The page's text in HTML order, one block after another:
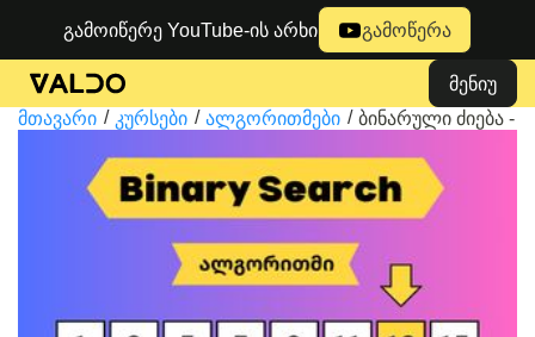
გამოიწერე YouTube-ის არხი გამოწერა
მენიუ
მთავარი
კურსები ალგორითმები ბინარული ძიება -